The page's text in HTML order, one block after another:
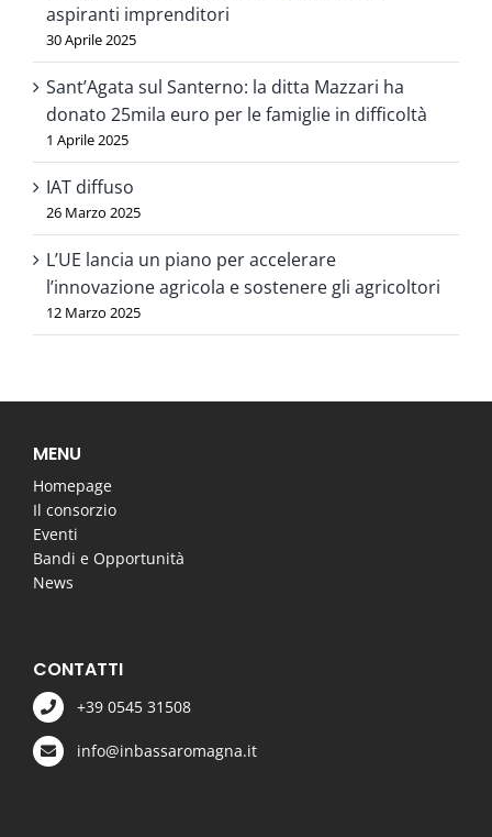
aspiranti imprenditori
30 Aprile 2025
Sant’Agata sul Santerno: la ditta Mazzari ha
donato 25mila euro per le famiglie in difficoltà
1 Aprile 2025
IAT diffuso
26 Marzo 2025
L’UE lancia un piano per accelerare
l’innovazione agricola e sostenere gli agricoltori
12 Marzo 2025
MENU
Homepage
Il consorzio
Eventi
Bandi e Opportunità
News
CONTATTI
+39 0545 31508
info@inbassaromagna.it